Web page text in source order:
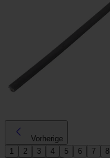
Vorherige
1
2 3 4 5 6 7 8